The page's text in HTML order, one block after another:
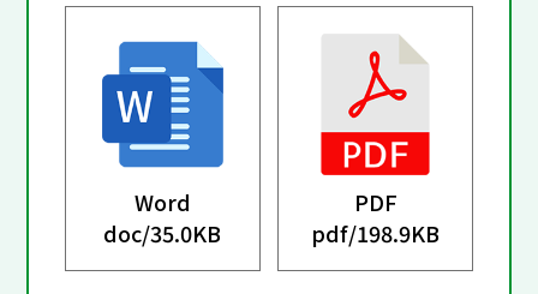
Word
doc/35.0KB
PDF
pdf/198.9KB